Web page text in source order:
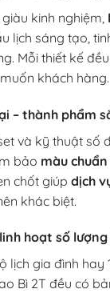
kinh nghiệm,
lịch sáng tạo,
Mỗi thiết kế
khách hàng.
– thành phẩm
và kỹ thuật số
bảo màu
chốt giúp dịch
khác biệt.
hoạt số lượng
lịch gia đình hay
Bì 2T đều có